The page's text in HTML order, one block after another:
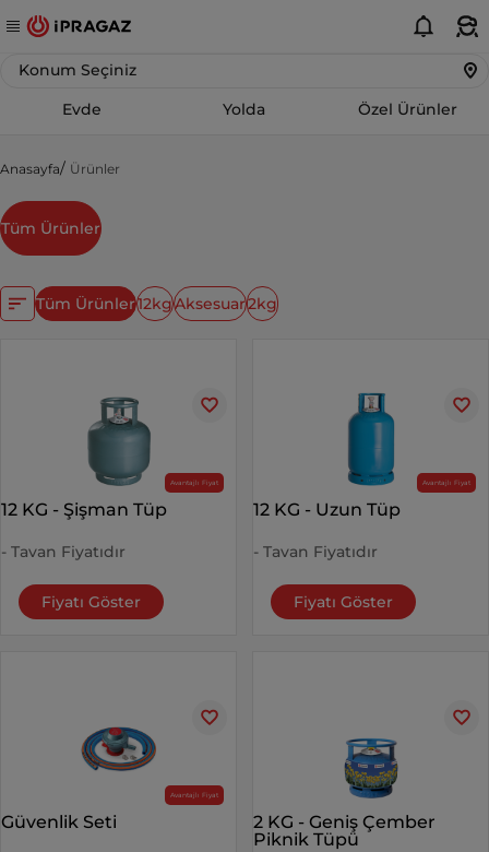
Evde Yolda Özel Ürünler
Konum Seçiniz
Anasayfa Ürünler
Tüm Ürünler
Tüm Ürünler12kgAksesuar2kg
Avantajlı Fiyat
12 KG - Şişman Tüp
- Tavan Fiyatıdır
Fiyatı Göster
Avantajlı Fiyat
12 KG - Uzun Tüp
- Tavan Fiyatıdır
Fiyatı Göster
Avantajlı Fiyat
Güvenlik Seti
2 KG - Geniş Çember
Piknik Tüpü